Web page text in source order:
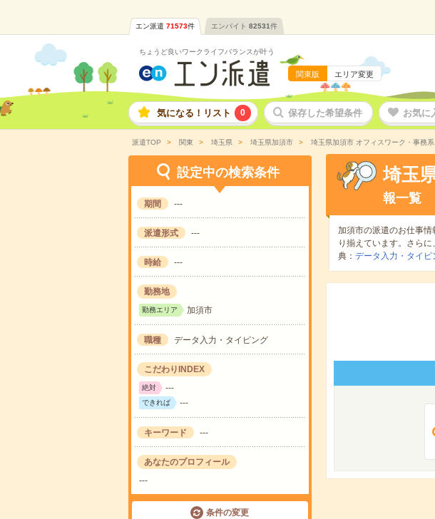
エン派遣 71573件 エンバイト 82531件
ちょうど良いワークライフバランスが叶う
関東版 エリア変更
気になる！リスト 0 保存した希望条件 お気に
派遣TOP 関東 埼玉県 埼玉県加須市 埼玉県加須市 オフィスワーク・事務系
設定中の検索条件
期間 ---
派遣形式 ---
時給 ---
勤務地
勤務エリア 加須市
職種 データ入力・タイピング
こだわりINDEX
絶対 ---
できれば ---
キーワード ---
あなたのプロフィール
---
条件の変更
埼玉
報一覧
加須市の派遣のお仕事情
り揃えています。さらに、
典： データ入力・タイピ